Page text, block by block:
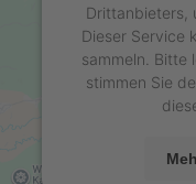
Drittanbieters,
Dieser Service
sammeln. Bitte
stimmen Sie